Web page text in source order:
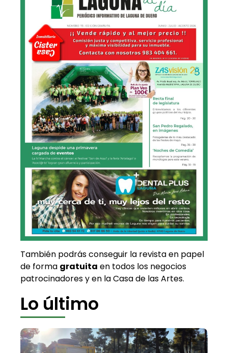
También podrás conseguir la revista en papel
de forma gratuita en todos los negocios
patrocinadores y en la Casa de las Artes.
Lo último